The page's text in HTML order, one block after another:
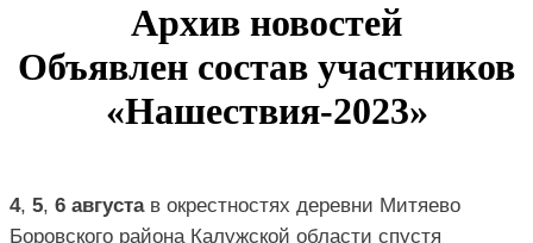
Архив новостей
Объявлен состав участников
«Нашествия-2023»
4, 5, 6 августа в окрестностях деревни Митяево
Боровского района Калужской области спустя